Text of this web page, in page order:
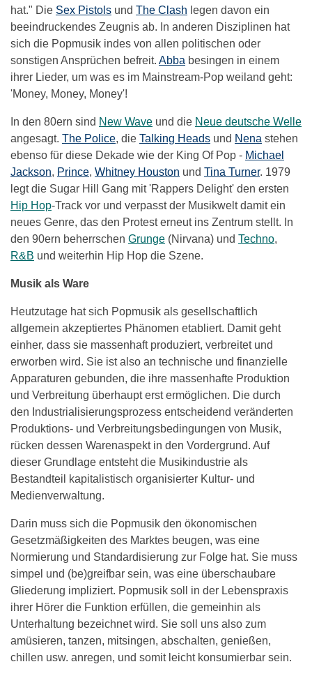
hat." Die Sex Pistols und The Clash legen davon ein
beeindruckendes Zeugnis ab. In anderen Disziplinen hat
sich die Popmusik indes von allen politischen oder
sonstigen Ansprüchen befreit. Abba besingen in einem
ihrer Lieder, um was es im Mainstream-Pop weiland geht:
'Money, Money, Money'!
In den 80ern sind New Wave und die Neue deutsche Welle
angesagt. The Police, die Talking Heads und Nena stehen
ebenso für diese Dekade wie der King Of Pop - Michael
Jackson, Prince, Whitney Houston und Tina Turner. 1979
legt die Sugar Hill Gang mit 'Rappers Delight' den ersten
Hip Hop-Track vor und verpasst der Musikwelt damit ein
neues Genre, das den Protest erneut ins Zentrum stellt. In
den 90ern beherrschen Grunge (Nirvana) und Techno,
R&B und weiterhin Hip Hop die Szene.
Musik als Ware
Heutzutage hat sich Popmusik als gesellschaftlich
allgemein akzeptiertes Phänomen etabliert. Damit geht
einher, dass sie massenhaft produziert, verbreitet und
erworben wird. Sie ist also an technische und finanzielle
Apparaturen gebunden, die ihre massenhafte Produktion
und Verbreitung überhaupt erst ermöglichen. Die durch
den Industrialisierungsprozess entscheidend veränderten
Produktions- und Verbreitungsbedingungen von Musik,
rücken dessen Warenaspekt in den Vordergrund. Auf
dieser Grundlage entsteht die Musikindustrie als
Bestandteil kapitalistisch organisierter Kultur- und
Medienverwaltung.
Darin muss sich die Popmusik den ökonomischen
Gesetzmäßigkeiten des Marktes beugen, was eine
Normierung und Standardisierung zur Folge hat. Sie muss
simpel und (be)greifbar sein, was eine überschaubare
Gliederung impliziert. Popmusik soll in der Lebenspraxis
ihrer Hörer die Funktion erfüllen, die gemeinhin als
Unterhaltung bezeichnet wird. Sie soll uns also zum
amüsieren, tanzen, mitsingen, abschalten, genießen,
chillen usw. anregen, und somit leicht konsumierbar sein.